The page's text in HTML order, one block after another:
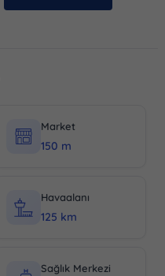
Market
150 m
Havaalanı
125 km
Sağlık Merkezi